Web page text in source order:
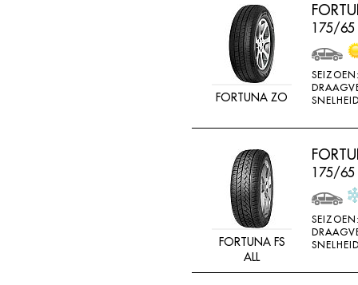
FORTUNA ZO
175/65
FORTUNA FS
ALL
175/65